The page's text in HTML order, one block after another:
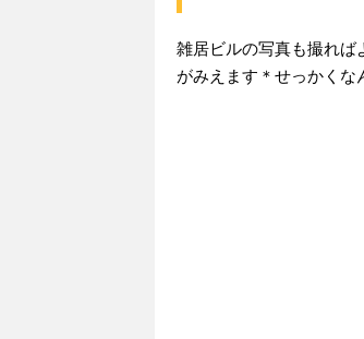
雑居ビルの写真も撮れば
がみえます＊せっかく